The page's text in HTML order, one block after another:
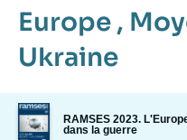
Europe ,
Ukraine
Image
de
RAMSES 2023.
dans la guerre